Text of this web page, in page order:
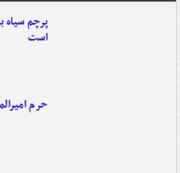
پرچم سیاه
است
حرم